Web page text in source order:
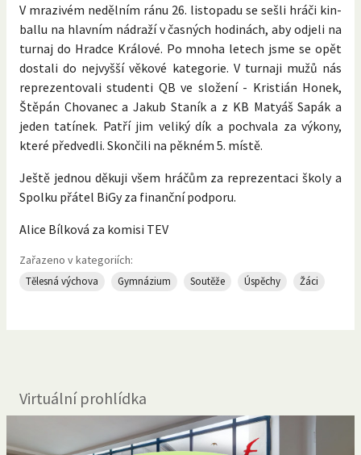
V mrazivém nedělním ránu 26. listopadu se sešli hráči kin-
ballu na hlavním nádraží v časných hodinách, aby odjeli na
turnaj do Hradce Králové. Po mnoha letech jsme se opět
dostali do nejvyšší věkové kategorie. V turnaji mužů nás
reprezentovali studenti QB ve složení - Kristián Honek,
Štěpán Chovanec a Jakub Staník a z KB Matyáš Sapák a
jeden tatínek. Patří jim veliký dík a pochvala za výkony,
které předvedli. Skončili na pěkném 5. místě.
Ještě jednou děkuji všem hráčům za reprezentaci školy a
Spolku přátel BiGy za finanční podporu.
Alice Bílková za komisi TEV
Zařazeno v kategoriích:
Tělesná výchova Gymnázium Soutěže Úspěchy Žáci
Virtuální prohlídka